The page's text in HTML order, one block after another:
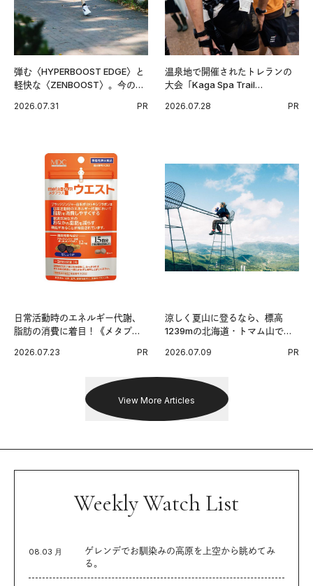
弾む〈HYPERBOOST EDGE〉と
軽快な〈ZENBOOST〉。今の時
出した新機軸。
2026.07.31 PR
温泉地で開催されたトレランの
大会「Kaga Spa Trail
戦を夢見るランナーたちの奮闘
2026.07.28 PR
日常活動時のエネルギー代謝、
脂肪の消費に着目！《メタプラ
習慣。
2026.07.23 PR
涼しく夏山に登るなら、標高
1239mの北海道・トマム山で旅
2026.07.09 PR
View More Articles
Weekly Watch List
08.03 月
ゲレンデでお馴染みの高原を上空から眺めてみ
る。